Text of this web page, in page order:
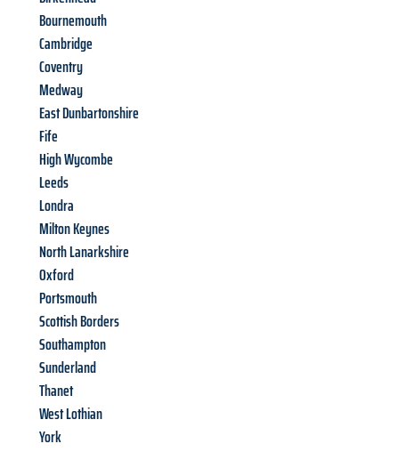
Bournemouth
Cambridge
Coventry
Medway
East Dunbartonshire
Fife
High Wycombe
Leeds
Londra
Milton Keynes
North Lanarkshire
Oxford
Portsmouth
Scottish Borders
Southampton
Sunderland
Thanet
West Lothian
York